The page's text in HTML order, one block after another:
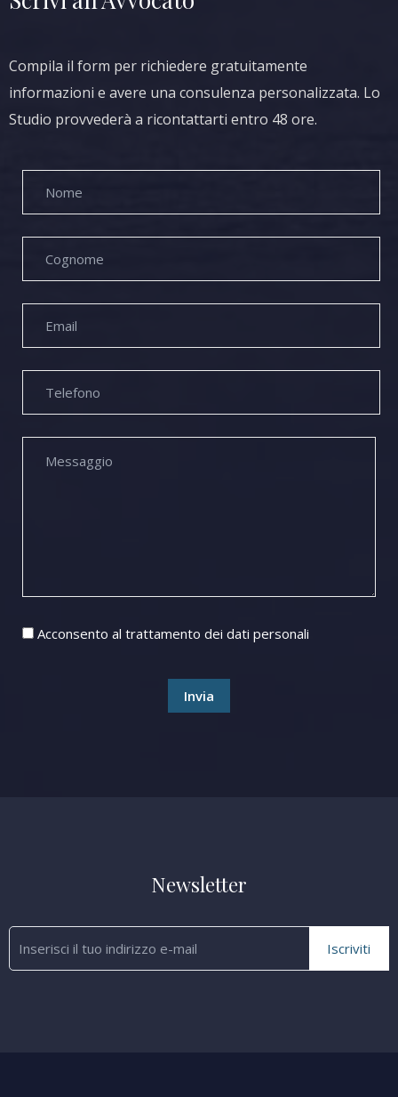
Compila il form per richiedere gratuitamente
informazioni e avere una consulenza personalizzata. Lo
Studio provvederà a ricontattarti entro 48 ore.
Acconsento al trattamento dei dati personali
Invia
Newsletter
Iscriviti